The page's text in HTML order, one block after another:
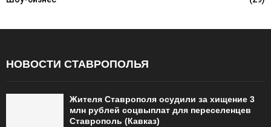
НОВОСТИ СТАВРОПОЛЬЯ
Жителя Ставрополя осудили за хищение 3
млн рублей соцвыплат для переселенцев
Ставрополь (Кавказ)